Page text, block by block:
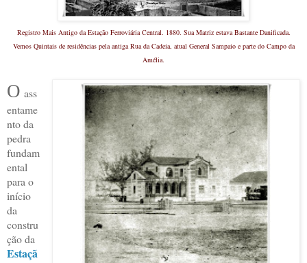
Registro Mais Antigo da Estação Ferroviária Central. 1880. Sua Matriz estava Bastante Danificada.
Vemos Quintais de residências pela antiga Rua da Cadeia, atual General Sampaio e parte do Campo da
Amélia.
O ass
entame
nto da
pedra
fundam
ental
para o
início
da
constru
ção da
Estaçã